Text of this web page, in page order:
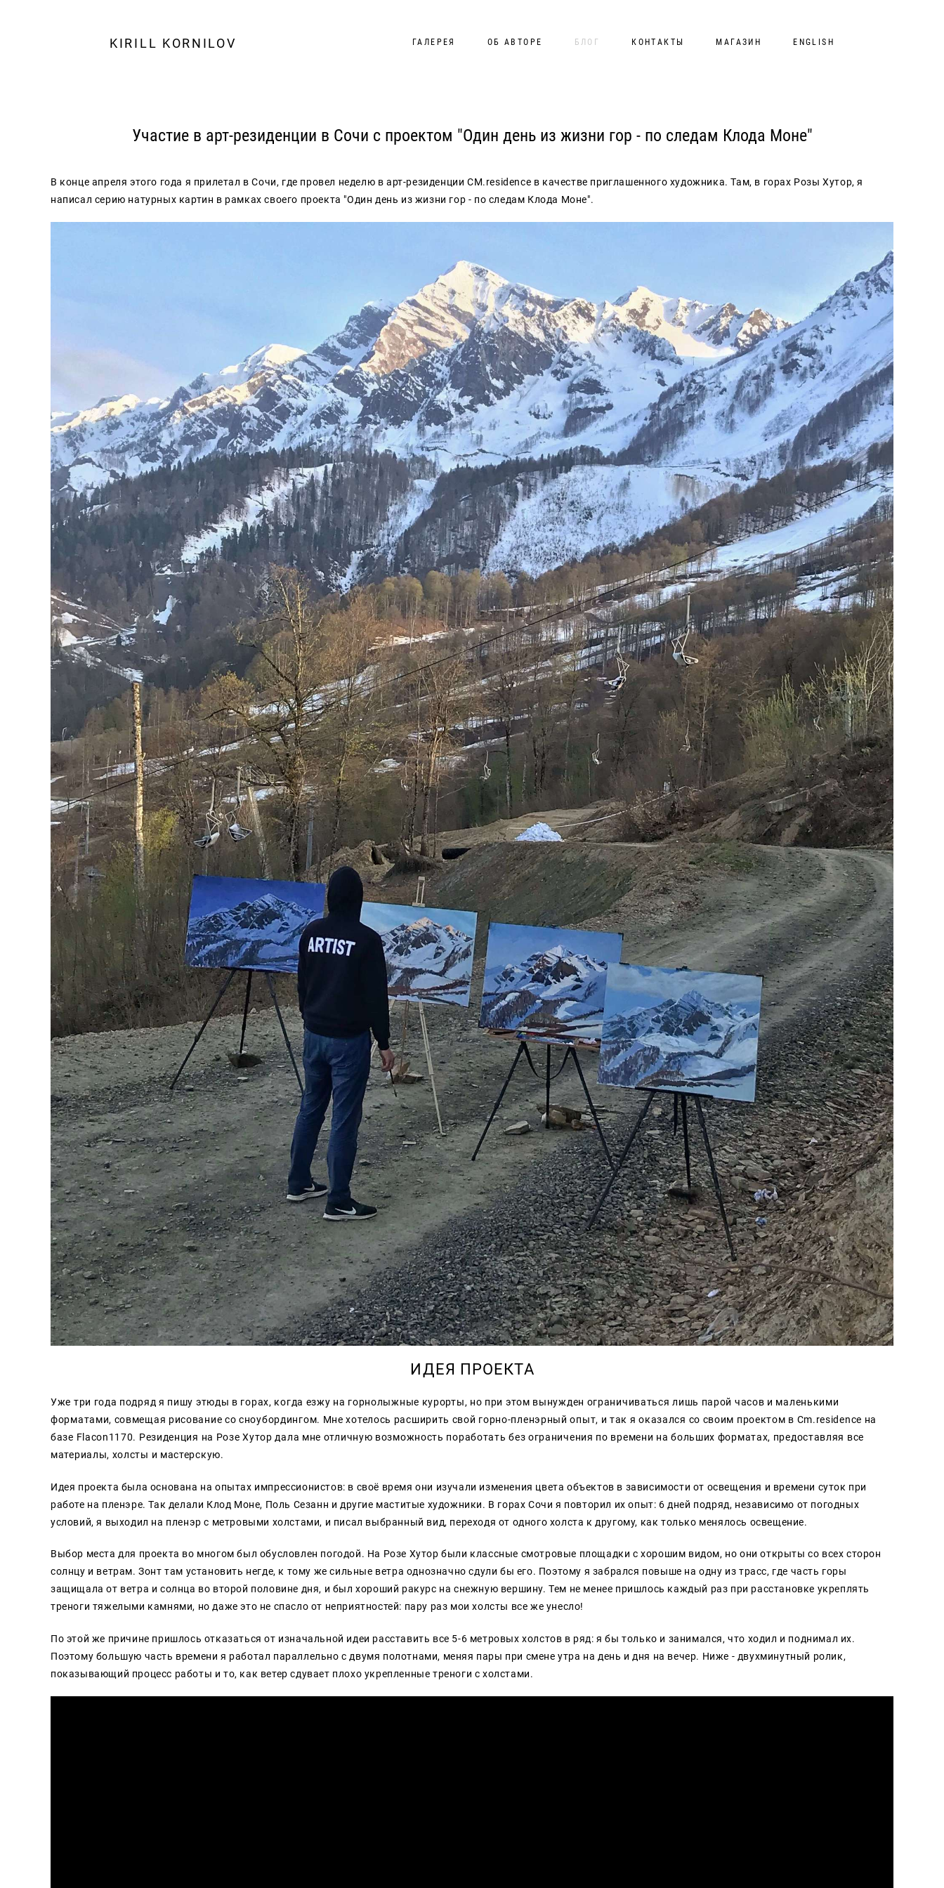
KIRILL KORNILOV ГАЛЕРЕЯ ОБ АВТОРЕ БЛОГ КОНТАКТЫ МАГАЗИН ENGLISH
Участие в арт-резиденции в Сочи с проектом "Один день из жизни гор - по следам Клода Моне"
В конце апреля этого года я прилетал в Сочи, где провел неделю в арт-резиденции CM.residence в качестве приглашенного художника. Там, в горах Розы Хутор, я
написал серию натурных картин в рамках своего проекта "Один день из жизни гор - по следам Клода Моне".
ИДЕЯ ПРОЕКТА
Уже три года подряд я пишу этюды в горах, когда езжу на горнолыжные курорты, но при этом вынужден ограничиваться лишь парой часов и маленькими
форматами, совмещая рисование со сноубордингом. Мне хотелось расширить свой горно-пленэрный опыт, и так я оказался со своим проектом в Сm.residence на
базе Flacon1170. Резиденция на Розе Хутор дала мне отличную возможность поработать без ограничения по времени на больших форматах, предоставляя все
материалы, холсты и мастерскую.
Идея проекта была основана на опытах импрессионистов: в своё время они изучали изменения цвета объектов в зависимости от освещения и времени суток при
работе на пленэре. Так делали Клод Моне, Поль Сезанн и другие маститые художники. В горах Сочи я повторил их опыт: 6 дней подряд, независимо от погодных
условий, я выходил на пленэр с метровыми холстами, и писал выбранный вид, переходя от одного холста к другому, как только менялось освещение.
Выбор места для проекта во многом был обусловлен погодой. На Розе Хутор были классные смотровые площадки с хорошим видом, но они открыты со всех сторон
солнцу и ветрам. Зонт там установить негде, к тому же сильные ветра однозначно сдули бы его. Поэтому я забрался повыше на одну из трасс, где часть горы
защищала от ветра и солнца во второй половине дня, и был хороший ракурс на снежную вершину. Тем не менее пришлось каждый раз при расстановке укреплять
треноги тяжелыми камнями, но даже это не спасло от неприятностей: пару раз мои холсты все же унесло!
По этой же причине пришлось отказаться от изначальной идеи расставить все 5-6 метровых холстов в ряд: я бы только и занимался, что ходил и поднимал их.
Поэтому большую часть времени я работал параллельно с двумя полотнами, меняя пары при смене утра на день и дня на вечер. Ниже - двухминутный ролик,
показывающий процесс работы и то, как ветер сдувает плохо укрепленные треноги с холстами.